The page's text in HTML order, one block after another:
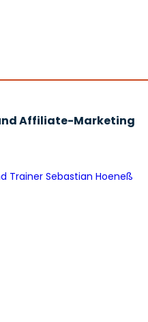
Affiliate-Marketing